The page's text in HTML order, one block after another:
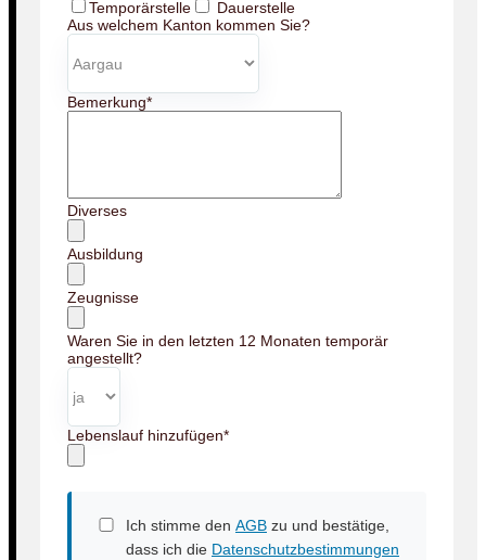
Temporärstelle
Dauerstelle
Aus welchem Kanton kommen Sie?
Bemerkung*
Diverses
Ausbildung
Zeugnisse
Waren Sie in den letzten 12 Monaten temporär
angestellt?
Lebenslauf hinzufügen*
Ich stimme den AGB zu und bestätige,
dass ich die Datenschutzbestimmungen